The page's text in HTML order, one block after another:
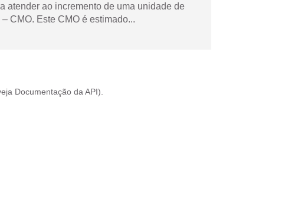
atender ao incremento de uma unidade de
CMO. Este CMO é estimado...
Documentação da API ).